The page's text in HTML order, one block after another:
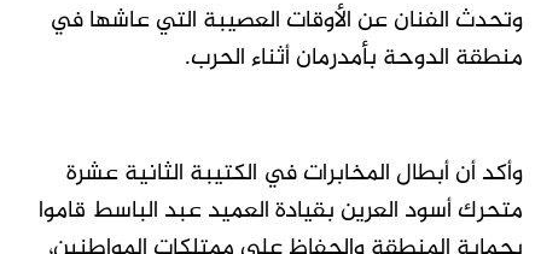
وتحدث الفنان عن الأوقات العصيبة التي عاشها في
منطقة الدوحة بأمدرمان أثناء الحرب.
وأكد أن أبطال المخابرات في الكتيبة الثانية عشرة
متحرك أسود العرين بقيادة العميد عبد الباسط قاموا